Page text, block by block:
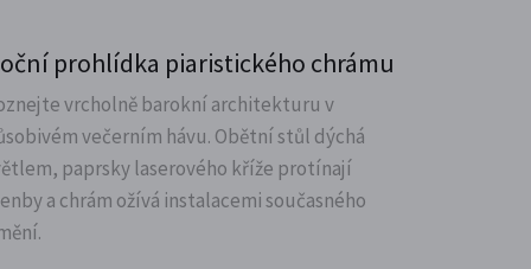
prohlídka piaristického chrámu
vrcholně barokní architekturu v
večerním hávu. Obětní stůl dýchá
paprsky laserového kříže protínají
a chrám ožívá instalacemi současného